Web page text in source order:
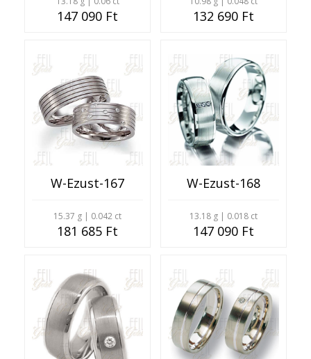
147 090 Ft 132 690 Ft
W-Ezust-167
15.37 g | 0.042 ct
181 685 Ft
W-Ezust-168
13.18 g | 0.018 ct
147 090 Ft